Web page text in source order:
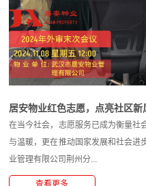
居安物业红色志愿，点亮社区新
在当今社会，志愿服务已成为衡量社
与温暖，更在推动国家发展和社会进
业管理有限公司荆州分...
查看更多